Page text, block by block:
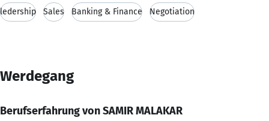
ledership Sales Banking & Finance Negotiation
Werdegang
Berufserfahrung von SAMIR MALAKAR